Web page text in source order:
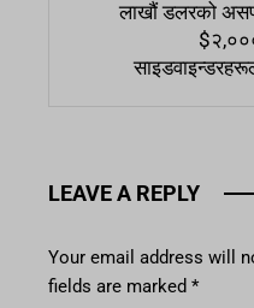
लाखौं डलरको
LEAVE A REPLY
Your email address will
fields are marked *